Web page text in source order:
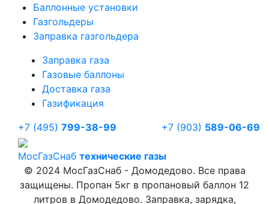
Баллонные установки
Газгольдеры
Заправка газгольдера
Заправка газа
Газовые баллоны
Доставка газа
Газификация
+7 (495) 799-38-99 +7 (903) 589-06-69
МосГазСнаб технические газы
© 2024 МосГазСнаб - Домодедово. Все права
защищены. Пропан 5кг в пропановый баллон 12
литров в Домодедово. Заправка, зарядка,